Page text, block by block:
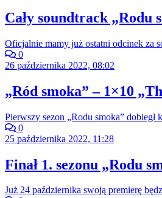
Cały soundtrack „Rodu
Oficjalnie mamy już ostatni odcinek za
0
26 października 2022, 08:02
„Ród smoka” – 1×10
Pierwszy sezon „Rodu smoka”
0
25 października 2022, 11:28
Finał 1. sezonu „Rodu
Już 24 października swoją premierę